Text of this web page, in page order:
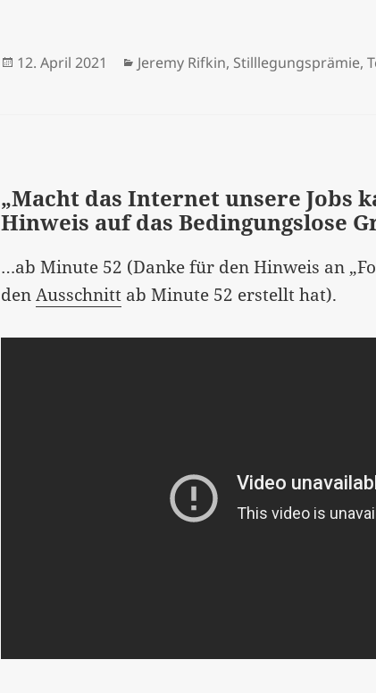
Veröffentlicht
12. April 2021 Kategorien
Jeremy Rifkin, Stilllegungsprämie,
„Macht das Internet unsere Jobs
Hinweis auf das Bedingungslose
…ab Minute 52 (Danke für den Hinweis an
denAusschnitt ab Minute 52 erstellt hat).